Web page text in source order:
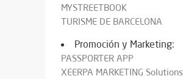
MYSTREETBOOK
TURISME DE BARCELONA
Promoción y Marketing:
PASSPORTER APP
XEERPA MARKETING Solutions